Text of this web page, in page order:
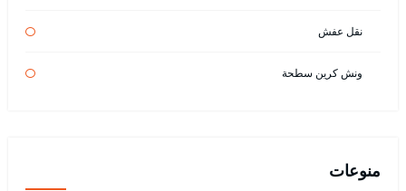
نقل عفش
ونش كرين سطحة
منوعات